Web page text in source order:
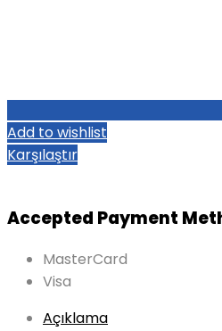
Add to wishlist
Karşılaştır
Accepted Payment
MasterCard
Visa
Açıklama